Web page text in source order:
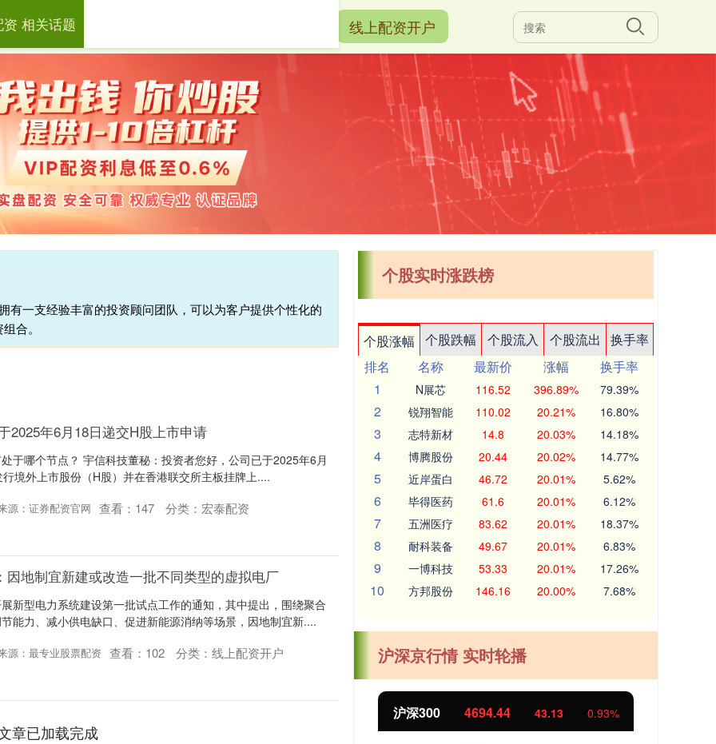
宏泰配资 线上配资开户
有一支经验丰富的投资顾问团队，可以为客户提供个性化的
合。
相关话题
2025年6月18日递交H股上市申请
于哪个节点？ 宇信科技董秘：投资者您好，公司已于2025年6月
境外上市股份（H股）并在香港联交所主板挂牌上....
源：证券配资官网 查看： 147 分类： 宏泰配资
因地制宜新建或改造一批不同类型的虚拟电厂
新型电力系统建设第一批试点工作的通知，其中提出，围绕聚合
能力、减小供电缺口、促进新能源消纳等场景，因地制宜新....
源：最专业股票配资 查看： 102 分类： 线上配资开户
章已加载完成
个股实时涨跌榜
个股涨幅 个股跌幅 个股流入 个股流出
换手率
排名
名称 最新价 涨幅
换手率
1
N展芯 116.52 396.89% 79.39%
2 锐翔智能 110.02 20.21% 16.80%
3 志特新材 14.8 20.03% 14.18%
4 博腾股份 20.44 20.02% 14.77%
5 近岸蛋白 46.72 20.01% 5.62%
6 毕得医药 61.6 20.01% 6.12%
7 五洲医疗 83.62 20.01% 18.37%
8 耐科装备 49.67 20.01% 6.83%
9 一博科技 53.33 20.01% 17.26%
10 方邦股份 146.16 20.00% 7.68%
沪深京行情 实时轮播
0.93% 北证50 1134.24 11.37